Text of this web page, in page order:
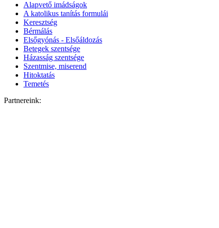
Alapvető imádságok
A katolikus tanítás formulái
Keresztség
Bérmálás
Elsőgyónás - Elsőáldozás
Betegek szentsége
Házasság szentsége
Szentmise, miserend
Hitoktatás
Temetés
Partnereink: